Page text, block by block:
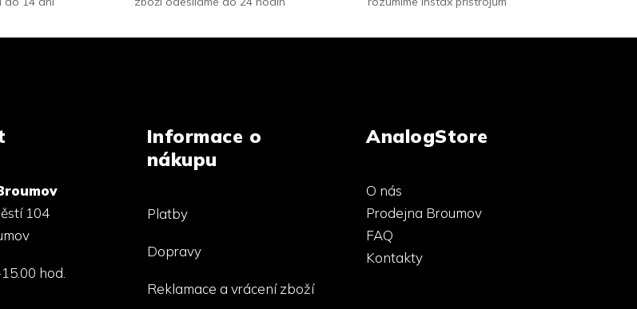
104
hod.
Informace o
nákupu
Platby
Dopravy
Reklamace a vrácení zboží
AnalogStore
O nás
Prodejna Broumov
FAQ
Kontakty